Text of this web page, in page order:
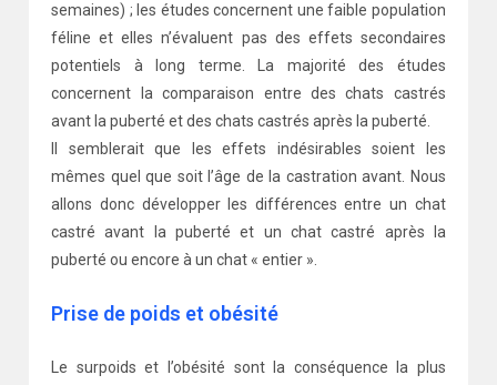
semaines) ; les études concernent une faible population
féline et elles n’évaluent pas des effets secondaires
potentiels à long terme. La majorité des études
concernent la comparaison entre des chats castrés
avant la puberté et des chats castrés après la puberté.
Il semblerait que les effets indésirables soient les
mêmes quel que soit l’âge de la castration avant. Nous
allons donc développer les différences entre un chat
castré avant la puberté et un chat castré après la
puberté ou encore à un chat « entier ».
Prise de poids et obésité
Le surpoids et l’obésité sont la conséquence la plus